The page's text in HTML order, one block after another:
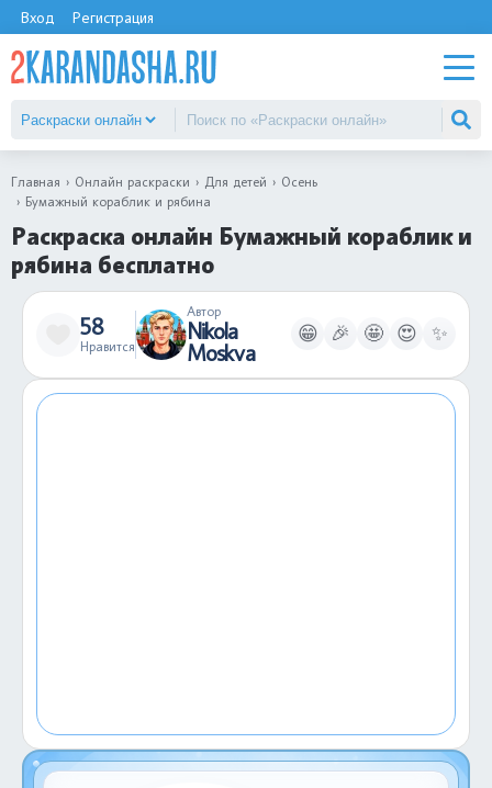
Вход Регистрация
Главная Онлайн раскраски Для детей
Осень
Бумажный кораблик и рябина
Раскраска онлайн Бумажный кораблик и
рябина бесплатно
58
Нравится
Автор
Nikola
Moskva
😁 🎉 🤩 😍 ✨